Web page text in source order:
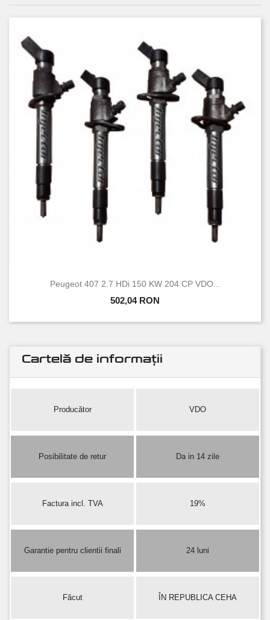
Peugeot 407 2.7 HDi 150 KW 204 CP VDO...
502,04 RON
Cartelă de informații
Producător VDO
Posibilitate de retur Da in 14 zile
Factura incl. TVA 19%
Garantie pentru clientii finali 24 luni
Făcut ÎN REPUBLICA CEHA